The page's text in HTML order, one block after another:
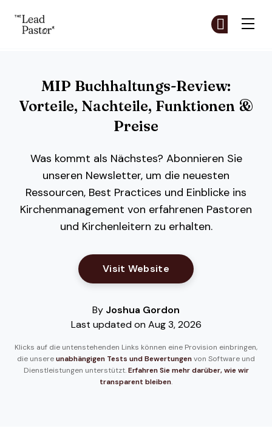
MIP Buchhaltungs-Review:
Vorteile, Nachteile, Funktionen &
Preise
Was kommt als Nächstes? Abonnieren Sie
unseren Newsletter, um die neuesten
Ressourcen, Best Practices und Einblicke ins
Kirchenmanagement von erfahrenen Pastoren
und Kirchenleitern zu erhalten.
Visit Website Opens New Window
By Joshua Gordon
Last updated on Aug 3, 2026
Klicks auf die untenstehenden Links können eine Provision einbringen,
die unsere unabhängigen Tests und Bewertungen von Software und
Dienstleistungen unterstützt. Erfahren Sie mehr darüber, wie wir
transparent bleiben.